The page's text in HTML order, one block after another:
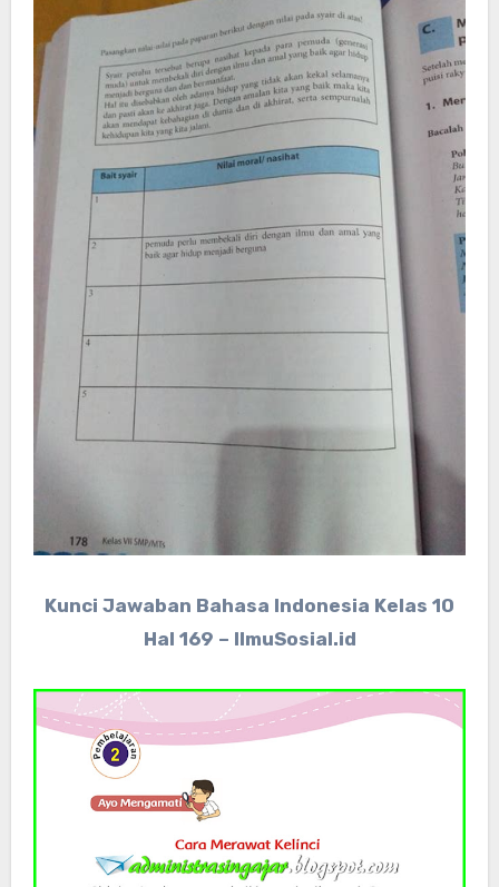
Kunci Jawaban Bahasa Indonesia Kelas 10
Hal 169 – IlmuSosial.id